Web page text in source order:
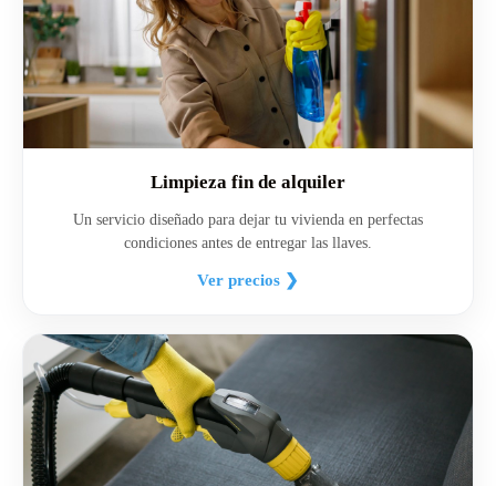
Limpieza fin de alquiler
Un servicio diseñado para dejar tu vivienda en perfectas
condiciones antes de entregar las llaves.
Ver precios ❯